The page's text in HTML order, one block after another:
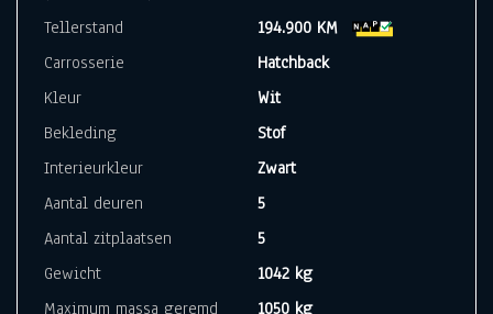
Tellerstand
194.900 KM
Carrosserie
Hatchback
Kleur
Wit
Bekleding
Stof
Interieurkleur
Zwart
Aantal deuren
5
Aantal zitplaatsen
5
Gewicht
1042 kg
Maximum massa geremd
1050 kg